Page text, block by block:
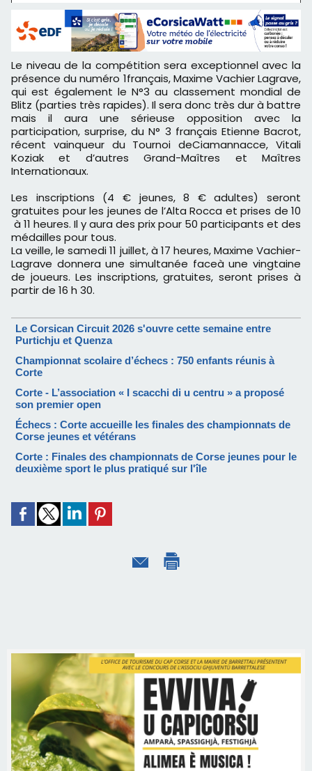
Le niveau de la compétition sera exceptionnel avec la
présence du numéro 1français, Maxime Vachier Lagrave,
qui est également le N°3 au classement mondial de
Blitz (parties très rapides). Il sera donc très dur à battre
mais il aura une sérieuse opposition avec la
participation, surprise, du N° 3 français Etienne Bacrot,
récent vainqueur du Tournoi deCiamannacce, Vitali
Koziak et d’autres Grand-Maîtres et Maîtres
Internationaux.
Les inscriptions (4 € jeunes, 8 € adultes) seront
gratuites pour les jeunes de l’Alta Rocca et prises de 10
à 11 heures. Il y aura des prix pour 50 participants et des
médailles pour tous.
La veille, le samedi 11 juillet, à 17 heures, Maxime Vachier-
Lagrave donnera une simultanée faceà une vingtaine
de joueurs. Les inscriptions, gratuites, seront prises à
partir de 16 h 30.
Le Corsican Circuit 2026 s'ouvre cette semaine entre
Purtichju et Quenza
Championnat scolaire d’échecs : 750 enfants réunis à
Corte
Corte - L’association « I scacchi di u centru » a proposé
son premier open
Échecs : Corte accueille les finales des championnats de
Corse jeunes et vétérans
Corte : Finales des championnats de Corse jeunes pour le
deuxième sport le plus pratiqué sur l'île